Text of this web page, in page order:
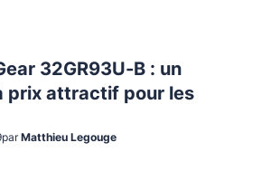
32GR93U-B : un
prix attractif pour les
par Matthieu Legouge